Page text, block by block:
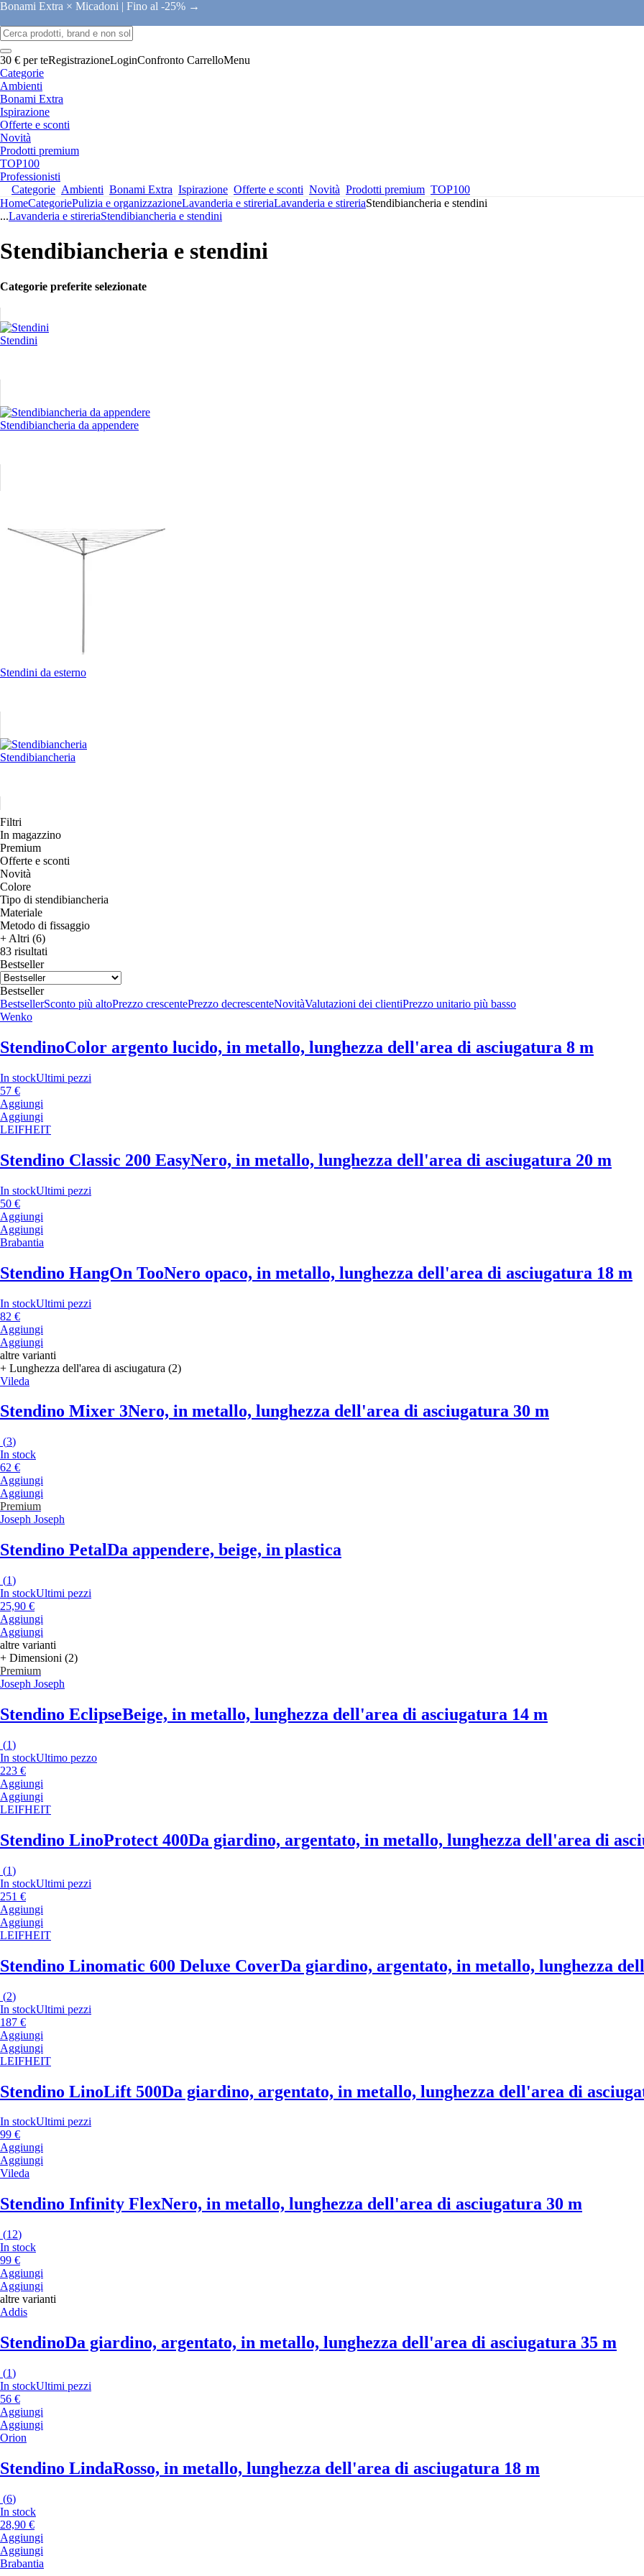
Bonami Extra × Micadoni | Fino al -25% →
30 € per teRegistrazioneLoginConfronto CarrelloMenu
Categorie
Ambienti
Bonami Extra
Ispirazione
Offerte e sconti
Novità
Prodotti premium
TOP100
Professionisti
Categorie Ambienti Bonami Extra Ispirazione Offerte e sconti Novità Prodotti premium TOP100
HomeCategoriePulizia e organizzazioneLavanderia e stireriaLavanderia e stireriaStendibiancheria e stendini
...Lavanderia e stireriaStendibiancheria e stendini
Stendibiancheria e stendini
Categorie preferite selezionate
Stendini
Stendibiancheria da appendere
Stendini da esterno
Stendibiancheria
Filtri
In magazzino
Premium
Offerte e sconti
Novità
Colore
Tipo di stendibiancheria
Materiale
Metodo di fissaggio
+ Altri (6)
83 risultati
Bestseller
Bestseller
BestsellerSconto più altoPrezzo crescentePrezzo decrescenteNovitàValutazioni dei clientiPrezzo unitario più basso
Wenko
StendinoColor argento lucido, in metallo, lunghezza dell'area di asciugatura 8 m
In stockUltimi pezzi
57 €
Aggiungi
Aggiungi
LEIFHEIT
Stendino Classic 200 EasyNero, in metallo, lunghezza dell'area di asciugatura 20 m
In stockUltimi pezzi
50 €
Aggiungi
Aggiungi
Brabantia
Stendino HangOn TooNero opaco, in metallo, lunghezza dell'area di asciugatura 18 m
In stockUltimi pezzi
82 €
Aggiungi
Aggiungi
altre varianti
+ Lunghezza dell'area di asciugatura (2)
Vileda
Stendino Mixer 3Nero, in metallo, lunghezza dell'area di asciugatura 30 m
(3)
In stock
62 €
Aggiungi
Aggiungi
Premium
Joseph Joseph
Stendino PetalDa appendere, beige, in plastica
(1)
In stockUltimi pezzi
25,90 €
Aggiungi
Aggiungi
altre varianti
+ Dimensioni (2)
Premium
Joseph Joseph
Stendino EclipseBeige, in metallo, lunghezza dell'area di asciugatura 14 m
(1)
In stockUltimo pezzo
223 €
Aggiungi
Aggiungi
LEIFHEIT
Stendino LinoProtect 400Da giardino, argentato, in metallo, lunghezza dell'area di
(1)
In stockUltimi pezzi
251 €
Aggiungi
Aggiungi
LEIFHEIT
Stendino Linomatic 600 Deluxe CoverDa giardino, argentato, in metallo, lunghezza
(2)
In stockUltimi pezzi
187 €
Aggiungi
Aggiungi
LEIFHEIT
Stendino LinoLift 500Da giardino, argentato, in metallo, lunghezza dell'area di
In stockUltimi pezzi
99 €
Aggiungi
Aggiungi
Vileda
Stendino Infinity FlexNero, in metallo, lunghezza dell'area di asciugatura 30 m
(12)
In stock
99 €
Aggiungi
Aggiungi
altre varianti
Addis
StendinoDa giardino, argentato, in metallo, lunghezza dell'area di asciugatura 35 m
(1)
In stockUltimi pezzi
56 €
Aggiungi
Aggiungi
Orion
Stendino LindaRosso, in metallo, lunghezza dell'area di asciugatura 18 m
(6)
In stock
28,90 €
Aggiungi
Aggiungi
Brabantia